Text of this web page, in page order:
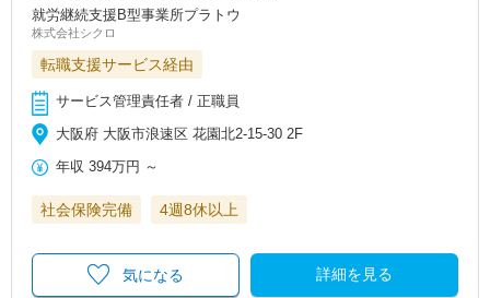
就労継続支援B型事業所プラトウ
株式会社シクロ
転職支援サービス経由
サービス管理責任者 / 正職員
大阪府 大阪市浪速区 花園北2-15-30 2F
年収 394万円 ～
社会保険完備 4週8休以上
詳細を見る
気になる